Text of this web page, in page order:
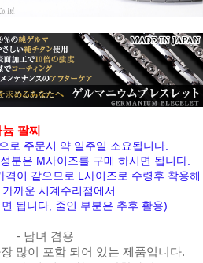
팔찌
로 주문시 약 일주일 소요됩니다.
분은 M사이즈를 구매 하시면 됩니다.
격이 같으므로 L사이즈로 수령후 착용해
가까운 시계수리점에서
됩니다, 줄인 부분은 추후 활용)
- 남녀 겸용
많이 포함 되어 있는 제품입니다.